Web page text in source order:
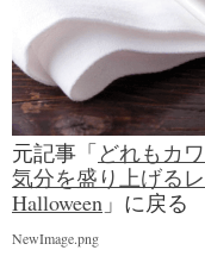
元記事「どれもカ
気分を盛り上げる
Halloween 」に戻る
NewImage.png